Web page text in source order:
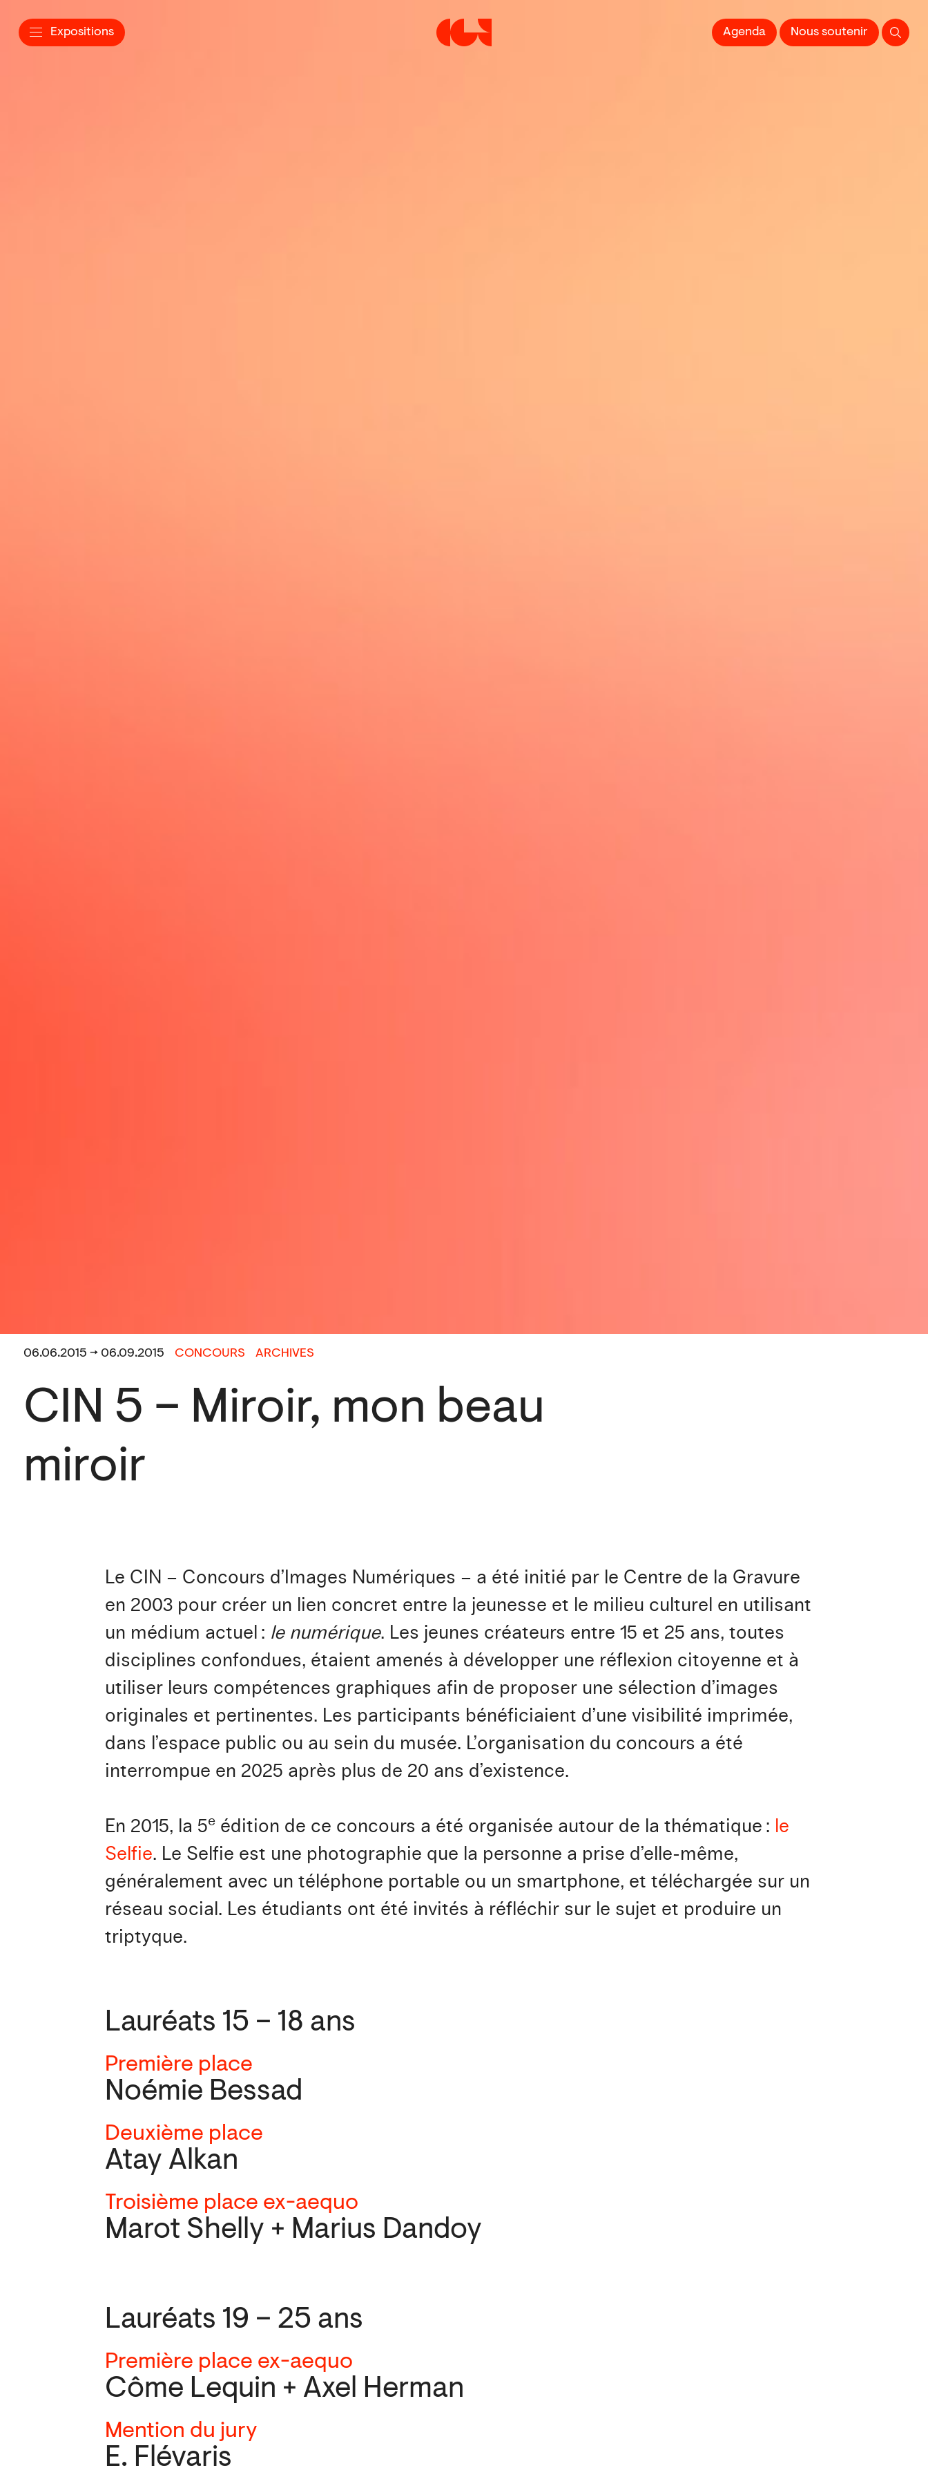
Expositions Centre de la Gravure et de l'Image impriméeAgenda Nous soutenir
06.06.2015 → 06.09.2015 CONCOURS ARCHIVES
CIN 5 – Miroir, mon beau
miroir
Le CIN – Concours d’Images Numériques – a été initié par le Centre de la Gravure
en 2003 pour créer un lien concret entre la jeunesse et le milieu culturel en utilisant
un médium actuel : le numérique. Les jeunes créateurs entre 15 et 25 ans, toutes
disciplines confondues, étaient amenés à développer une réflexion citoyenne et à
utiliser leurs compétences graphiques afin de proposer une sélection d’images
originales et pertinentes. Les participants bénéficiaient d’une visibilité imprimée,
dans l’espace public ou au sein du musée. L’organisation du concours a été
interrompue en 2025 après plus de 20 ans d’existence.
En 2015, la 5e édition de ce concours a été organisée autour de la thématique : le
Selfie. Le Selfie est une photographie que la personne a prise d’elle-même,
généralement avec un téléphone portable ou un smartphone, et téléchargée sur un
réseau social. Les étudiants ont été invités à réfléchir sur le sujet et produire un
triptyque.
Lauréats 15 – 18 ans
Première place
Noémie Bessad
Deuxième place
Atay Alkan
Troisième place ex-aequo
Marot Shelly + Marius Dandoy
Lauréats 19 – 25 ans
Première place ex-aequo
Côme Lequin + Axel Herman
Mention du jury
E. Flévaris